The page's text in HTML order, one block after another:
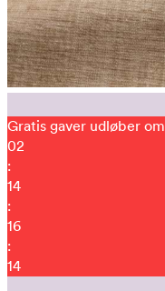
Gratis gaver udløber om
02
:
14
:
16
:
03